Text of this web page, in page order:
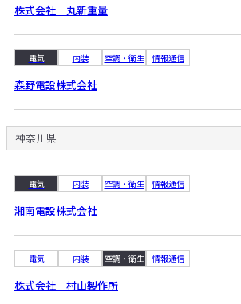
株式会社 丸新重量
電気 内装 空調・衛生 情報通信
森野電設株式会社
神奈川県
電気 内装 空調・衛生 情報通信
湘南電設株式会社
電気 内装 空調・衛生 情報通信
株式会社 村山製作所